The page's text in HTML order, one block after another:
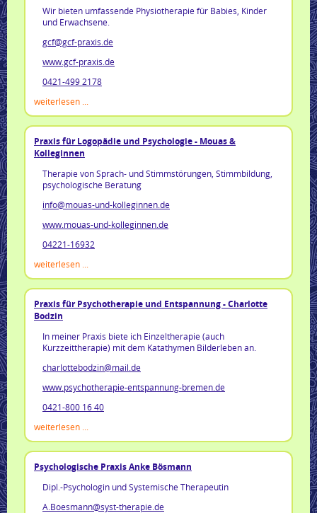
Wir bieten umfassende Physiotherapie für Babies, Kinder
und Erwachsene.
gcf@gcf-praxis.de
www.gcf-praxis.de
0421-499 2178
weiterlesen ...
Praxis für Logopädie und Psychologie - Mouas &
Kolleginnen
Therapie von Sprach- und Stimmstörungen, Stimmbildung,
psychologische Beratung
info@mouas-und-kolleginnen.de
www.mouas-und-kolleginnen.de
04221-16932
weiterlesen ...
Praxis für Psychotherapie und Entspannung - Charlotte
Bodzin
In meiner Praxis biete ich Einzeltherapie (auch
Kurzzeittherapie) mit dem Katathymen Bilderleben an.
charlottebodzin@mail.de
www.psychotherapie-entspannung-bremen.de
0421-800 16 40
weiterlesen ...
Psychologische Praxis Anke Bösmann
Dipl.-Psychologin und Systemische Therapeutin
A.Boesmann@syst-therapie.de